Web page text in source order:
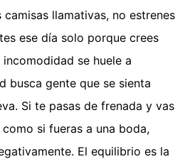
camisas llamativas, no estrenes
ese día solo porque crees
se huele a
busca gente que se sienta
Si te pasas de frenada y vas
si fueras a una boda,
El equilibrio es la